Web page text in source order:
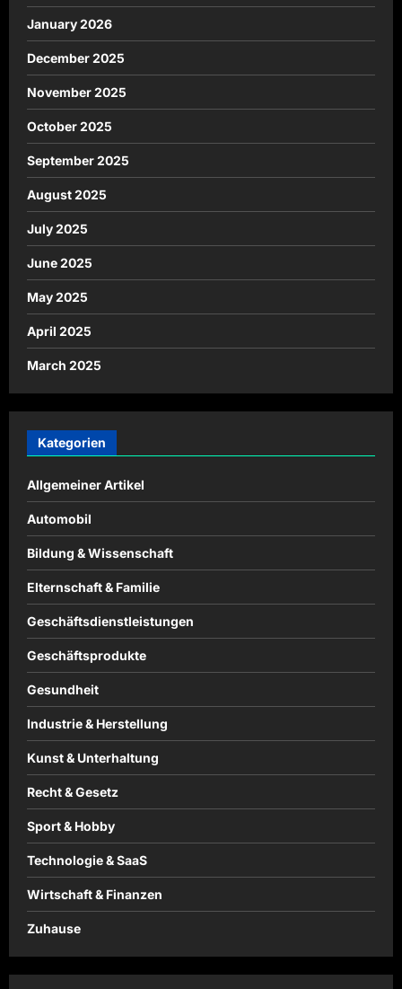
January 2026
December 2025
November 2025
October 2025
September 2025
August 2025
July 2025
June 2025
May 2025
April 2025
March 2025
Kategorien
Allgemeiner Artikel
Automobil
Bildung & Wissenschaft
Elternschaft & Familie
Geschäftsdienstleistungen
Geschäftsprodukte
Gesundheit
Industrie & Herstellung
Kunst & Unterhaltung
Recht & Gesetz
Sport & Hobby
Technologie & SaaS
Wirtschaft & Finanzen
Zuhause